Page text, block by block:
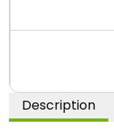
Description